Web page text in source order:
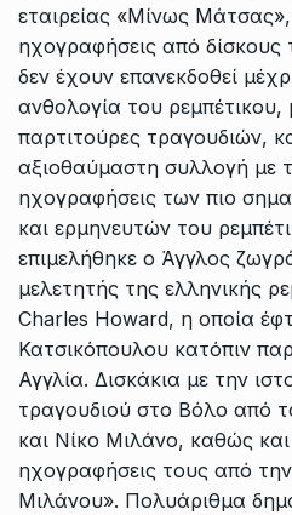
εταιρείας «Μίνως
ηχογραφήσεις από
δεν έχουν επανεκδοθεί
ανθολογία του
παρτιτούρες τραγουδιών,
αξιοθαύμαστη συλλογή με
ηχογραφήσεις των πιο
και ερμηνευτών του
επιμελήθηκε ο Άγγλος
μελετητής της ελληνικής
Charles Howard, η οποία
Κατσικόπουλου κατόπιν
Αγγλία. Δισκάκια με την
τραγουδιού στο Βόλο από
και Νίκο Μιλάνο, καθώς
ηχογραφήσεις τους από
Μιλάνου». Πολυάριθμα